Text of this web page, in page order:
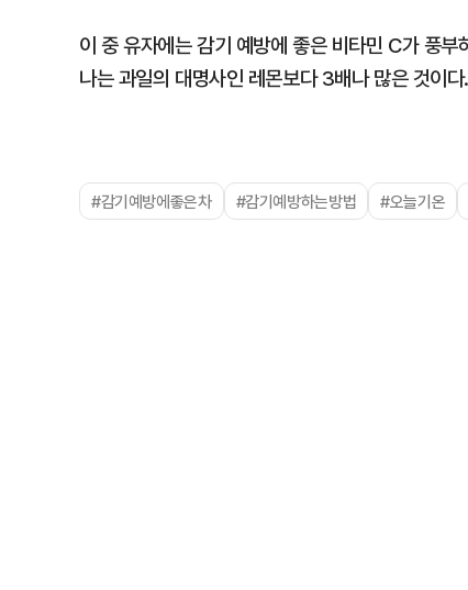
이 중 유자에는 감기 예방에 좋은 비타민 C가 풍
나는 과일의 대명사인 레몬보다 3배나 많은 것이
#감기예방에좋은차 #감기예방하는방법 #오늘기온